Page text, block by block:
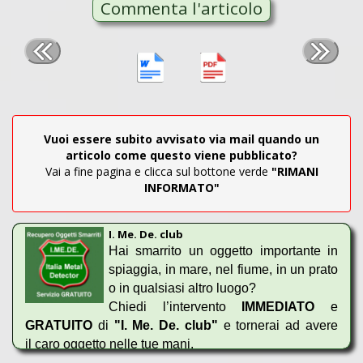
I banner pubblicitarisono ben visibili da qualsiasi
Per poter dare risalto alla tua attività commerciale, ciò che
devi fare è molto semplice e veloce:Contattaci
Puoi richiedere informazioni, tramite il nostro “Modulo”, ai
seguenti contatti:
-PresidenteAntonio Calcagni
Francesco Raso(responsabile web)
Commenta l'articolo
Vuoi essere subito avvisato via mail quando un
articolo come questo viene pubblicato?
Vai a fine pagina e clicca sul bottone verde "RIMANI
INFORMATO"
I. Me. De. club
Hai smarrito un oggetto importante in
spiaggia, in mare, nel fiume, in un prato
o in qualsiasi altro luogo?
Chiedi l’intervento
IMMEDIATO e
GRATUITO di " I. Me. De. club" e tornerai ad avere
il caro oggetto nelle tue mani.